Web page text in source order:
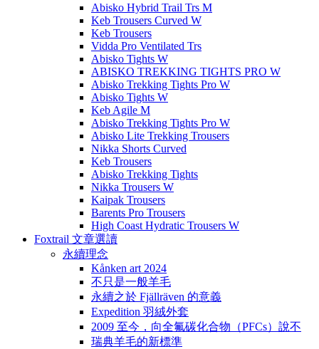
Abisko Hybrid Trail Trs M
Keb Trousers Curved W
Keb Trousers
Vidda Pro Ventilated Trs
Abisko Tights W
ABISKO TREKKING TIGHTS PRO W
Abisko Trekking Tights Pro W
Abisko Tights W
Keb Agile M
Abisko Trekking Tights Pro W
Abisko Lite Trekking Trousers
Nikka Shorts Curved
Keb Trousers
Abisko Trekking Tights
Nikka Trousers W
Kaipak Trousers
Barents Pro Trousers
High Coast Hydratic Trousers W
Foxtrail 文章選讀
永續理念
Kånken art 2024
不只是一般羊毛
永續之於 Fjällräven 的意義
Expedition 羽絨外套
2009 至今，向全氟碳化合物（PFCs）說不
瑞典羊毛的新標準